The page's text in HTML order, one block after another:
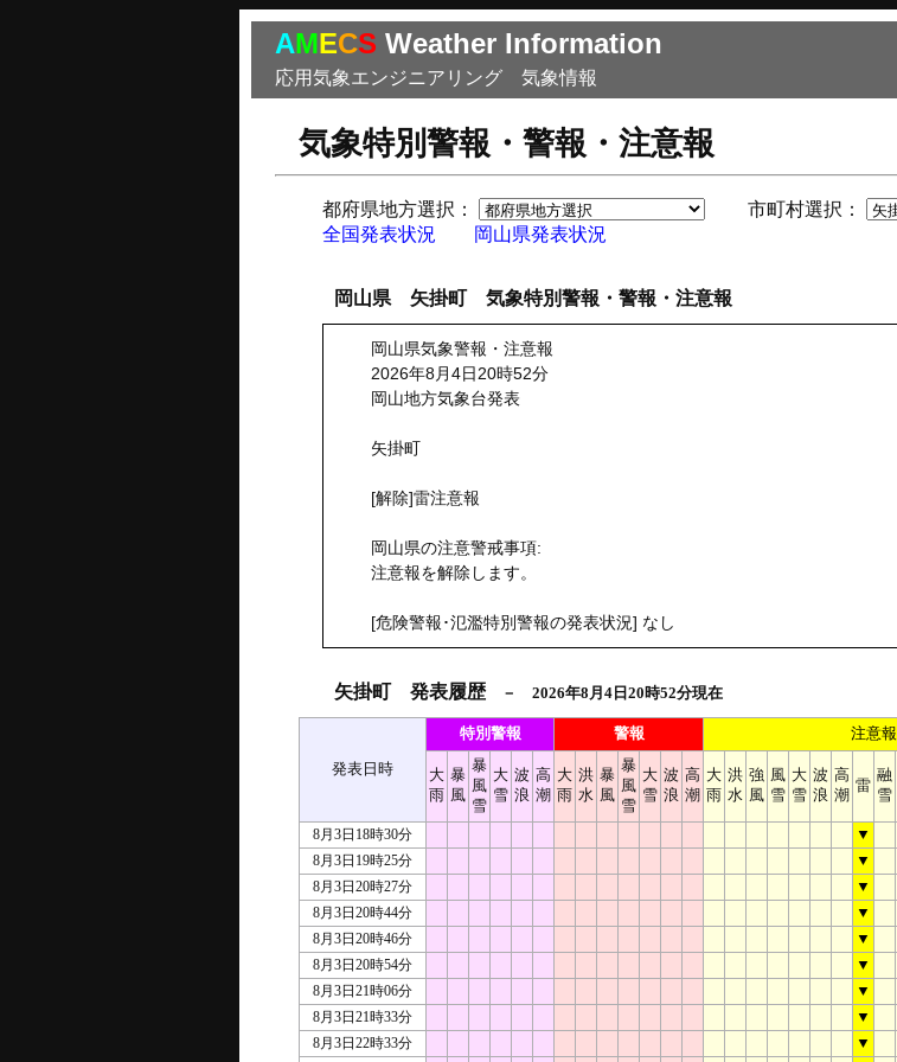
AMECS Weather Information
応用気象エンジニアリング 気象情報
気象特別警報・警報・注意報
都府県地方選択：
市町村選択：
全国発表状況
岡山県発表状況
岡山県 矢掛町 気象特別警報・警報・注意報
岡山県気象警報・注意報
2026年8月4日20時52分
岡山地方気象台発表
矢掛町
[解除]雷注意報
岡山県の注意警戒事項:
注意報を解除します。
[危険警報･氾濫特別警報の発表状況] なし
矢掛町 発表履歴－ 2026年8月4日20時52分現在
発表日時
特別警報 警報 注意報
大
雨
暴
風
暴
風
雪
大
雪
波
浪
高
潮
大
雨
洪
水
暴
風
暴
風
雪
大
雪
波
浪
高
潮
大
雨
洪
水
強
風
風
雪
大
雪
波
浪
高
潮
雷
融
雪
8月3日18時30分
▼
8月3日19時25分
▼
8月3日20時27分
▼
8月3日20時44分
▼
8月3日20時46分
▼
8月3日20時54分
▼
8月3日21時06分
▼
8月3日21時33分
▼
8月3日22時33分
▼